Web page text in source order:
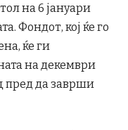
на 6 јануари
Фондот, кој ќе го
ќе ги
на декември
пред да заврши